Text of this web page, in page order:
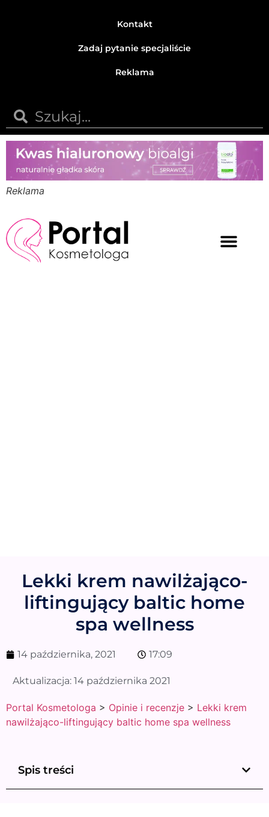
Kontakt
Zadaj pytanie specjaliście
Reklama
Reklama
Lekki krem nawilżająco-
liftingujący baltic home
spa wellness
14 października, 2021 17:09
Aktualizacja: 14 października 2021
Portal Kosmetologa > Opinie i recenzje > Lekki krem
nawilżająco-liftingujący baltic home spa wellness
Spis treści